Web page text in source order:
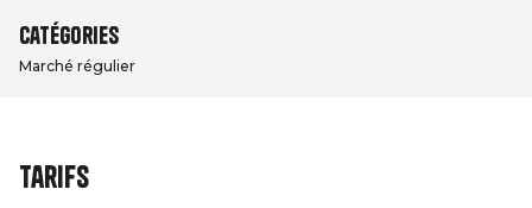
Catégories
Marché régulier
Tarifs